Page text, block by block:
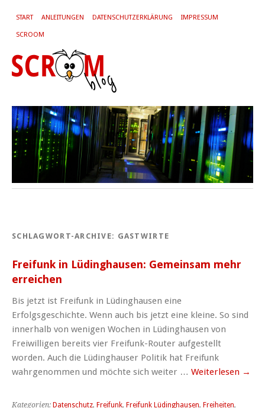
START ANLEITUNGEN DATENSCHUTZERKLÄRUNG IMPRESSUM
SCROOM
SCHLAGWORT-ARCHIVE: GASTWIRTE
Freifunk in Lüdinghausen: Gemeinsam mehr
erreichen
Bis jetzt ist Freifunk in Lüdinghausen eine
Erfolgsgeschichte. Wenn auch bis jetzt eine kleine. So sind
innerhalb von wenigen Wochen in Lüdinghausen von
Freiwilligen bereits vier Freifunk-Router aufgestellt
worden. Auch die Lüdinghauser Politik hat Freifunk
wahrgenommen und möchte sich weiter … Weiterlesen →
Kategorien: Datenschutz, Freifunk, Freifunk Lüdinghausen, Freiheiten,